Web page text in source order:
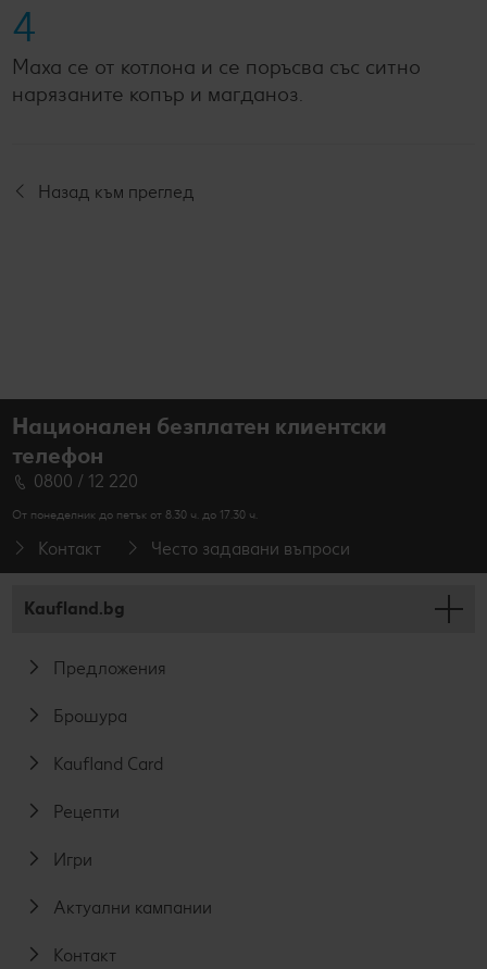
4
Маха се от котлона и се поръсва със ситно
нарязаните копър и магданоз.
Назад към преглед
Национален безплатен клиентски
телефон
0800 / 12 220
От понеделник до петък от 8.30 ч. до 17.30 ч.
Контакт Често задавани въпроси
Kaufland.bg
Предложения
Брошура
Kaufland Card
Рецепти
Игри
Актуални кампании
Контакт